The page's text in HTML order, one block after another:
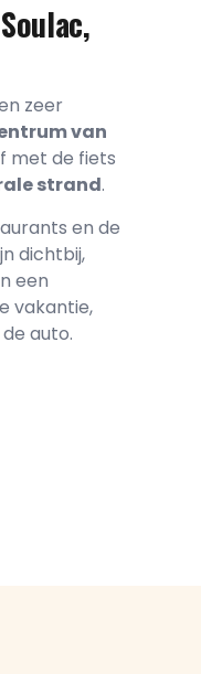
zeer
van
met de fiets
strand.
en de
dichtbij,
een
vakantie,
auto.